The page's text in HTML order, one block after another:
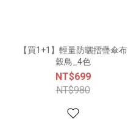
【買1+1】輕量防曬摺疊傘布
穀鳥_4色
NT$699
NT$980